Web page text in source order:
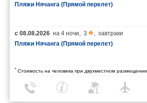
Пляжи Нячанга (Прямой перелет)
с 08.08.2026 на 4 ночи, 3 , завтраки
Пляжи Нячанга (Прямой перелет)
* Стоимость на человека при двухместном размещении